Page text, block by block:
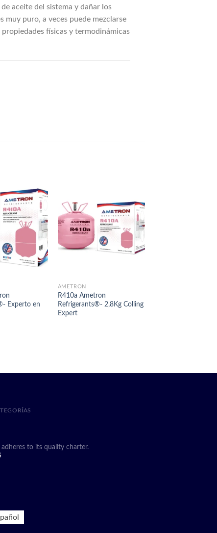
aceite del sistema y dañar los
muy puro, a veces puede mezclarse
físicas y termodinámicas
Experto en
AMETRÓN
R410a Ametron
Refrigerants®- 2,8Kg Colling
Expert
to its quality charter.